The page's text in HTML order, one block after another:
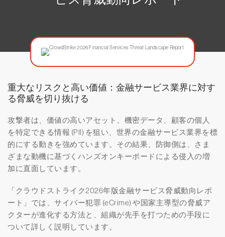
重大なリスクと高い価値：金融サービス業界に対す
る脅威を切り抜ける
攻撃者は、価値の高いアセット、機密データ、顧客の個人
を特定できる情報 (PII) を狙い、世界の金融サービス業界を標
的にする動きを強めています。その結果、防御側は、さま
ざまな動機に基づくハンズオンキーボードによる侵入の増
加に直面しています。
「クラウドストライク2026年版金融サービス脅威動向レポ
ート」では、サイバー犯罪 (eCrime) や国家主導型の脅威ア
クターが進化する方法と、組織が先手を打つための手段に
ついて詳しく説明しています。